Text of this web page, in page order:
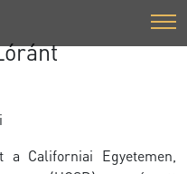
a Californiai Egyetemen,